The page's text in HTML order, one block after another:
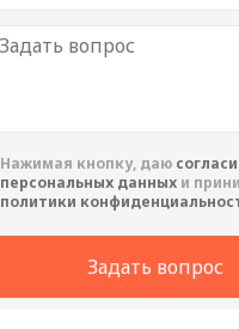
Нажимая кнопку, даю
персональных данных и
политики
Задать вопрос